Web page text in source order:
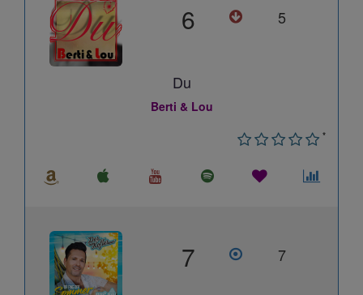
6 5
Du
Berti & Lou
*
7 7